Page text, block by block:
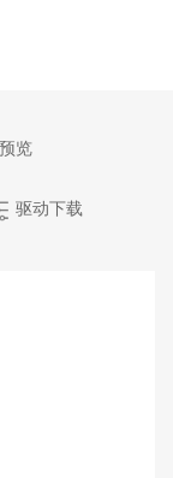
览
驱动下载